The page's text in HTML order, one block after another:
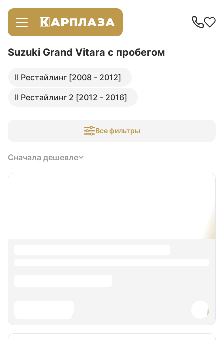
Suzuki Grand Vitara с пробегом
II Рестайлинг [2008 - 2012]
II Рестайлинг 2 [2012 - 2016]
Все фильтры
Сначала дешевле